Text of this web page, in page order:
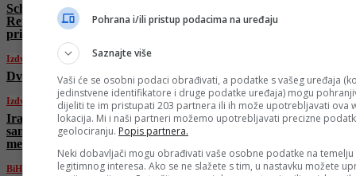
Schmidt se sastao sa Čovićem u Mostaru:
Reforma Izbornog zakona ostaje ključni
prioritet
Izdvojeno
Dvije osobe teško ranjene u udaru u Haifu
Izdvojeno
Iranci tvrde da su nadmoćniji: “Ispalili smo
samo jednu raketu na Izrael i ona je pogodila
metu”
BiH
Pohrana i/ili pristup podacima na uređaju
Saznajte više
Vaši će se osobni podaci obrađivati, a podatke s vašeg uređaja
jedinstvene identifikatore i druge podatke uređaja) mogu
dijeliti te im pristupati 203 partnera ili ih može upotrebljavati ova
lokacija. Mi i naši partneri možemo upotrebljavati precizne
geolociranju. Popis partnera.
Neki dobavljači mogu obrađivati vaše osobne podatke na temelju
legitimnog interesa. Ako se ne slažete s tim, u nastavku možete